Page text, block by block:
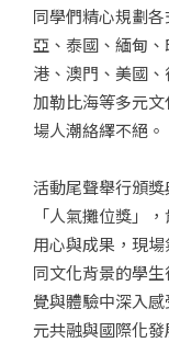
同學們精心規劃
亞、泰國、緬甸
港、澳門、美國
加勒比海等多元
場人潮絡繹不絕。
活動尾聲舉行頒
「人氣攤位獎」
用心與成果，現
同文化背景的學
覺與體驗中深入
元共融與國際化發